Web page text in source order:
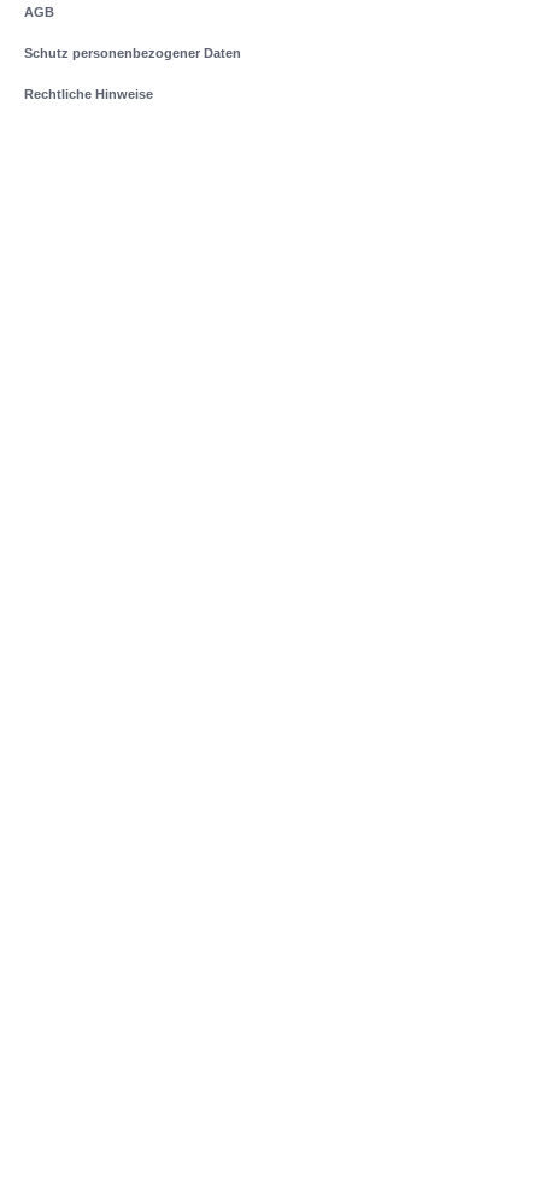
AGB
Schutz personenbezogener Daten
Rechtliche Hinweise